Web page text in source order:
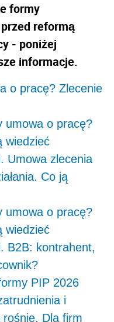
formy
reformą
- poniżej
informacje.
o pracę? Zlecenie
umowa o pracę?
wiedzieć
Umowa zlecenia
Co ją
umowa o pracę?
wiedzieć
B2B: kontrahent,
PIP 2026
i
Dla firm